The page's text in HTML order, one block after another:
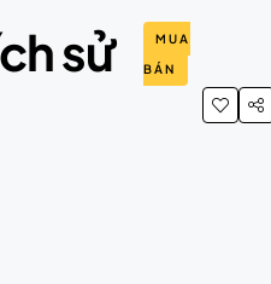
sử
MUA
BÁN